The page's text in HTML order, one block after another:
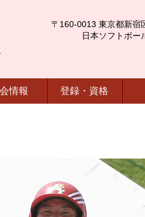
〒160-0013 東京都新宿
日本ソフトボ
情報 登録・資格